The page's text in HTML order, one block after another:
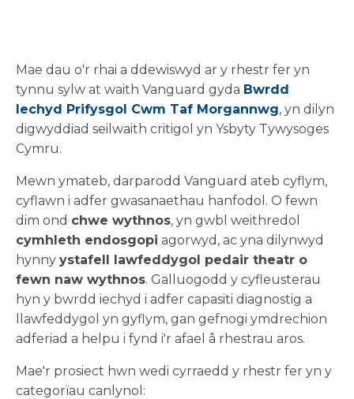
Mae dau o'r rhai a ddewiswyd ar y rhestr fer yn
tynnu sylw at waith Vanguard gyda Bwrdd
Iechyd Prifysgol Cwm Taf Morgannwg, yn dilyn
digwyddiad seilwaith critigol yn Ysbyty Tywysoges
Cymru.
Mewn ymateb, darparodd Vanguard ateb cyflym,
cyflawn i adfer gwasanaethau hanfodol. O fewn
dim ond chwe wythnos, yn gwbl weithredol
cymhleth endosgopi agorwyd, ac yna dilynwyd
hynny ystafell lawfeddygol pedair theatr o
fewn naw wythnos. Galluogodd y cyfleusterau
hyn y bwrdd iechyd i adfer capasiti diagnostig a
llawfeddygol yn gyflym, gan gefnogi ymdrechion
adferiad a helpu i fynd i'r afael â rhestrau aros.
Mae'r prosiect hwn wedi cyrraedd y rhestr fer yn y
categorïau canlynol: